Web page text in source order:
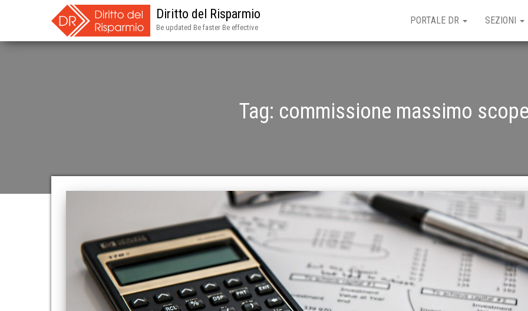
Diritto del Risparmio
Be updated Be faster Be effective
PORTALE DR SEZIONI
Tag: commissione massimo